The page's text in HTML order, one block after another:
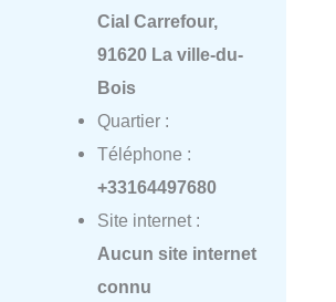
Cial Carrefour,
91620 La ville-du-
Bois
Quartier :
Téléphone :
+33164497680
Site internet :
Aucun site internet
connu